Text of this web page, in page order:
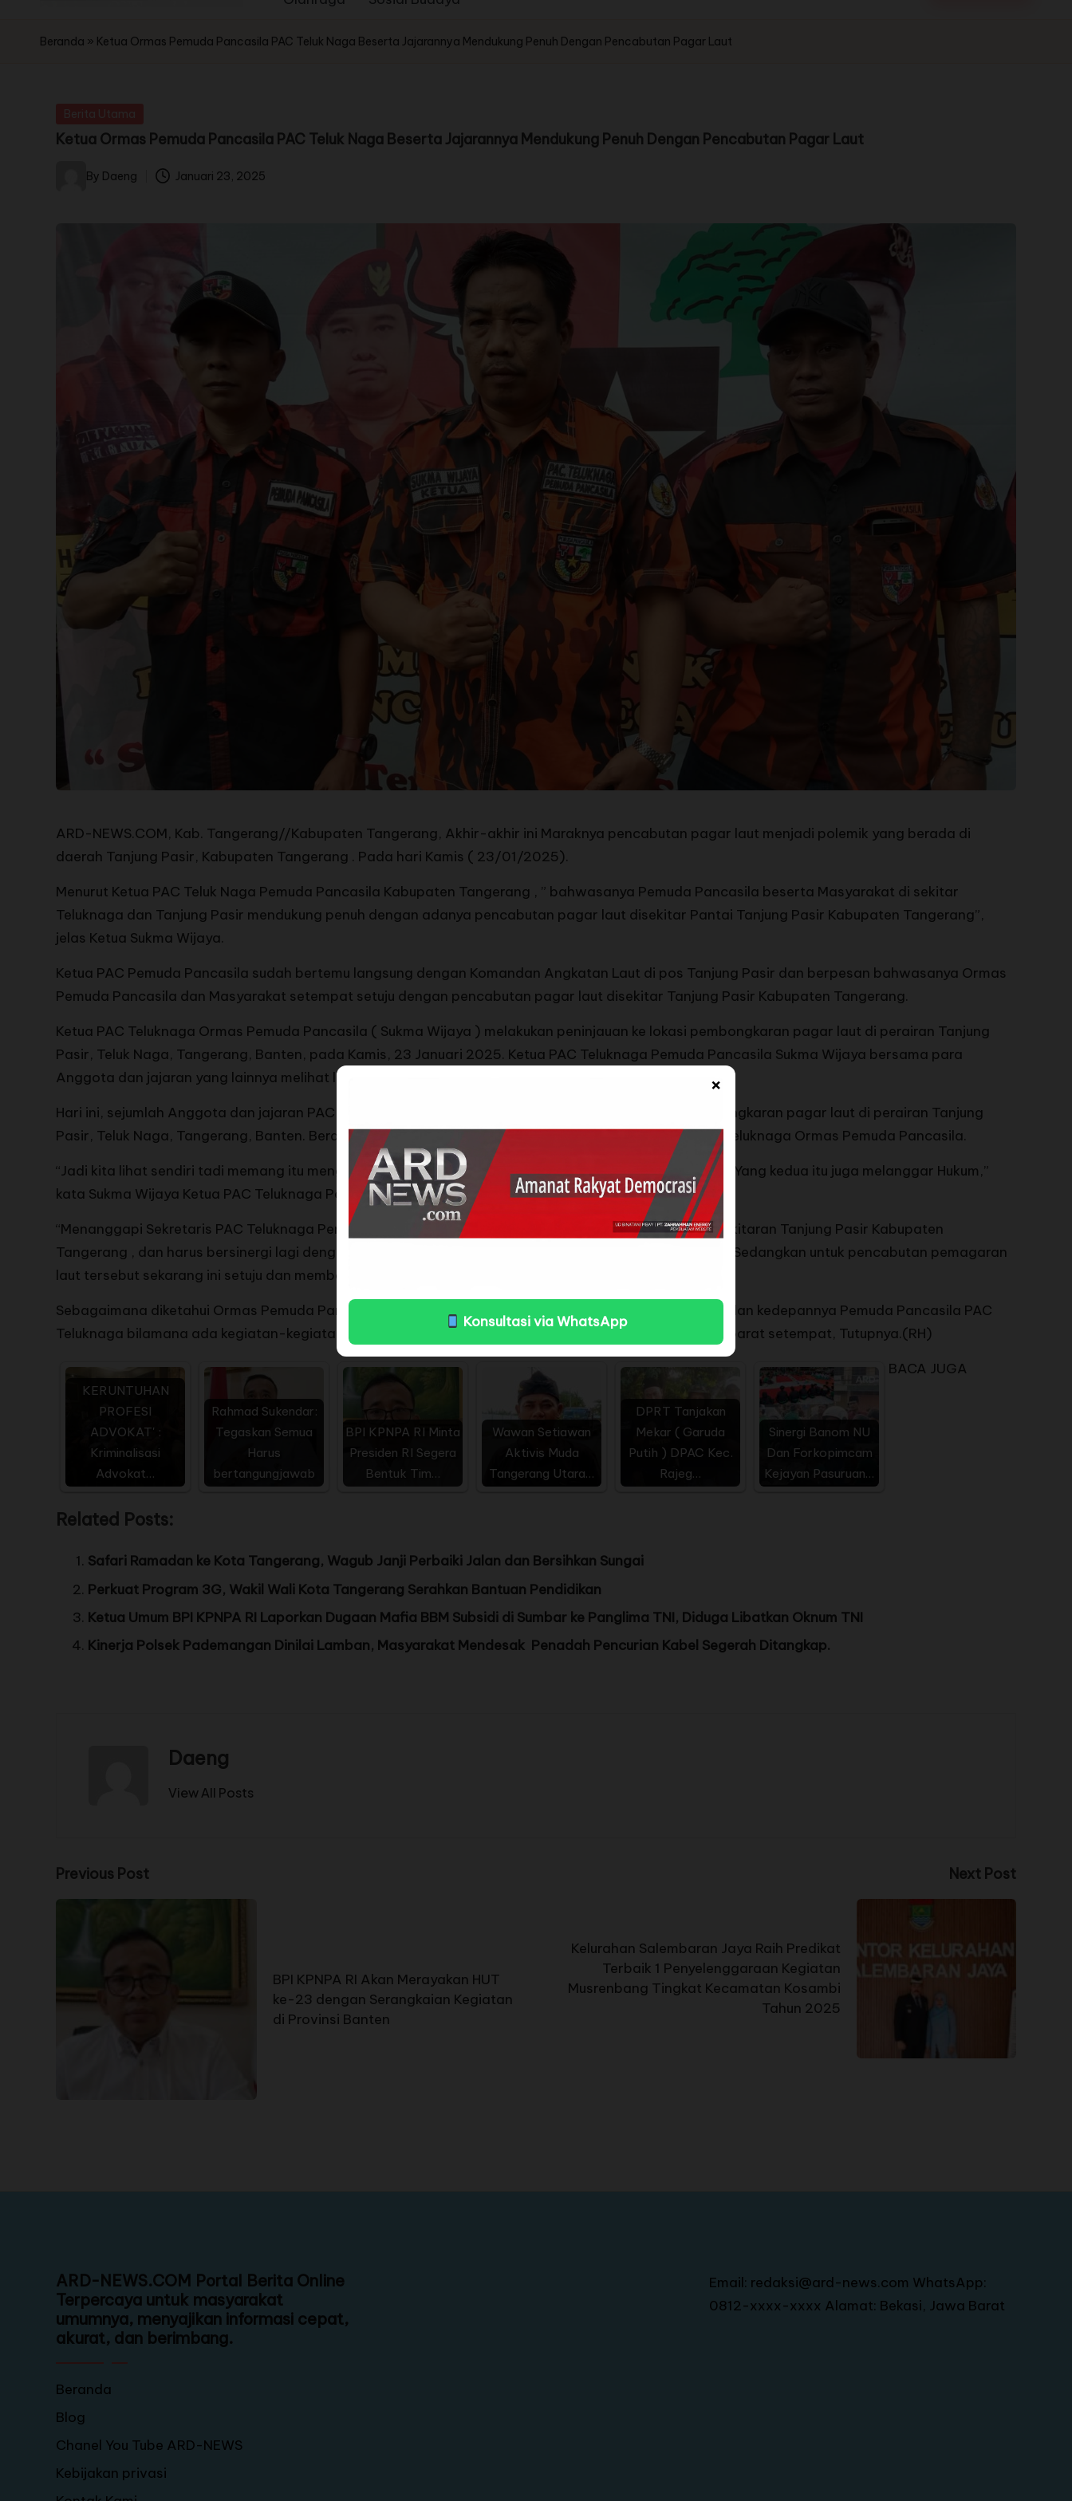
×
Konsultasi via WhatsApp
Beranda » Ketua Ormas Pemuda Pancasila PAC Teluk Naga Beserta Jajarannya Mendukung Penuh Dengan Pencabutan Pagar Laut
Ketua Ormas Pemuda Pancasila PAC Teluk Naga Beserta Jajarannya Mendukung Penuh Dengan Pencabutan Pagar Laut
By Daeng Januari 23, 2025
ARD-NEWS.COM, Kab. Tangerang//Kabupaten Tangerang, Akhir-akhir ini Maraknya pencabutan pagar laut menjadi polemik yang berada di
daerah Tanjung Pasir, Kabupaten Tangerang . Pada hari Kamis ( 23/01/2025).
Menurut Ketua PAC Teluk Naga Pemuda Pancasila Kabupaten Tangerang , ” bahwasanya Pemuda Pancasila beserta Masyarakat di sekitar
Teluknaga dan Tanjung Pasir mendukung penuh dengan adanya pencabutan pagar laut disekitar Pantai Tanjung Pasir Kabupaten Tangerang”,
jelas Ketua Sukma Wijaya.
Ketua PAC Pemuda Pancasila sudah bertemu langsung dengan Komandan Angkatan Laut di pos Tanjung Pasir dan berpesan bahwasanya Ormas
Pemuda Pancasila dan Masyarakat setempat setuju dengan pencabutan pagar laut disekitar Tanjung Pasir Kabupaten Tangerang.
Ketua PAC Teluknaga Ormas Pemuda Pancasila ( Sukma Wijaya ) melakukan peninjauan ke lokasi pembongkaran pagar laut di perairan Tanjung
Pasir, Teluk Naga, Tangerang, Banten, pada Kamis, 23 Januari 2025. Ketua PAC Teluknaga Pemuda Pancasila Sukma Wijaya bersama para
Anggota dan jajaran yang lainnya melihat langsung pencabutan pagar laut.
Hari ini, sejumlah Anggota dan jajaran PAC Teluknaga Ormas Pemuda Pancasila meninjau lokasi pembongkaran pagar laut di perairan Tanjung
Pasir, Teluk Naga, Tangerang, Banten. Berdasarkan pantauan awak Media, Anggota dan Jajaran PAC Teluknaga Ormas Pemuda Pancasila.
“Jadi kita lihat sendiri tadi memang itu menghalang-halangi jalannya Nelayan untuk cari nafkah itu satu. Yang kedua itu juga melanggar Hukum,”
kata Sukma Wijaya Ketua PAC Teluknaga Pemuda Pancasila.
“Menanggapi Sekretaris PAC Teluknaga Pemuda Pancasila, untuk menolak adanya pemagaran laut disekitaran Tanjung Pasir Kabupaten
Tangerang , dan harus bersinergi lagi dengan Aparat setempat terutama ada di Wilayah Tanjung Pasir. Sedangkan untuk pencabutan pemagaran
laut tersebut sekarang ini setuju dan membereskan masalah ini”, kata Iman Hidayat.
Sebagaimana diketahui Ormas Pemuda Pancasila PAC Teluknaga dibagi menjadi 9 (Sembilan) Ranting dan kedepannya Pemuda Pancasila PAC
Teluknaga bilamana ada kegiatan-kegiatan khususnya di Wilayah Teluknaga terus bersinergi dengan Aparat setempat, Tutupnya.(RH)
BACA JUGA
KERUNTUHAN
PROFESI
ADVOKAT' :
Kriminalisasi
Advokat…
Rahmad Sukendar:
Tegaskan Semua
Harus
bertangungjawab
BPI KPNPA RI Minta
Presiden RI Segera
Bentuk Tim…
Wawan Setiawan
Aktivis Muda
Tangerang Utara…
DPRT Tanjakan
Mekar ( Garuda
Putih ) DPAC Kec.
Rajeg…
Sinergi Banom NU
Dan Forkopimcam
Kejayan Pasuruan…
Related Posts:
Safari Ramadan ke Kota Tangerang, Wagub Janji Perbaiki Jalan dan Bersihkan Sungai
Perkuat Program 3G, Wakil Wali Kota Tangerang Serahkan Bantuan Pendidikan
Ketua Umum BPI KPNPA RI Laporkan Dugaan Mafia BBM Subsidi di Sumbar ke Panglima TNI, Diduga Libatkan Oknum TNI
Kinerja Polsek Pademangan Dinilai Lamban, Masyarakat Mendesak Penadah Pencurian Kabel Segerah Ditangkap.
Daeng
View All Posts
Previous Post
BPI KPNPA RI Akan Merayakan HUT
ke-23 dengan Serangkaian Kegiatan
di Provinsi Banten
Next Post
Kelurahan Salembaran Jaya Raih Predikat
Terbaik 1 Penyelenggaraan Kegiatan
Musrenbang Tingkat Kecamatan Kosambi
Tahun 2025
ARD-NEWS.COM Portal Berita Online
Terpercaya untuk masyarakat
umumnya, menyajikan informasi cepat,
akurat, dan berimbang.
Beranda
Blog
Chanel You Tube ARD-NEWS
Kebijakan privasi
Email: redaksi@ard-news.com WhatsApp:
0812-xxxx-xxxx Alamat: Bekasi, Jawa Barat